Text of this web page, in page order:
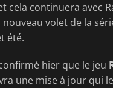
cela continuera avec
volet de la
été.
hier que le jeu
une mise à jour qui